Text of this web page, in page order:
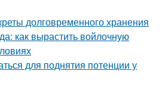
долговременного хранения
как вырастить войлочную
для поднятия потенции у